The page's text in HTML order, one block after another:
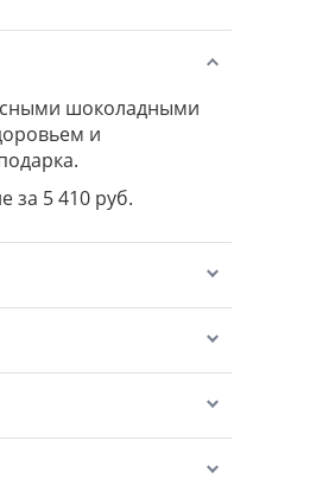
шоколадными
и
за 5 410 руб.